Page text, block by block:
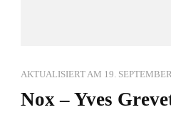
AKTUALISIERT AM 19.
Nox – Yves